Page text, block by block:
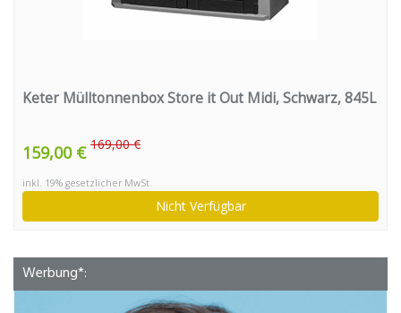
Keter Mülltonnenbox Store it Out Midi, Schwarz, 845L
159,00 € 169,00 €
inkl. 19% gesetzlicher MwSt.
Nicht Verfügbar
Werbung*: